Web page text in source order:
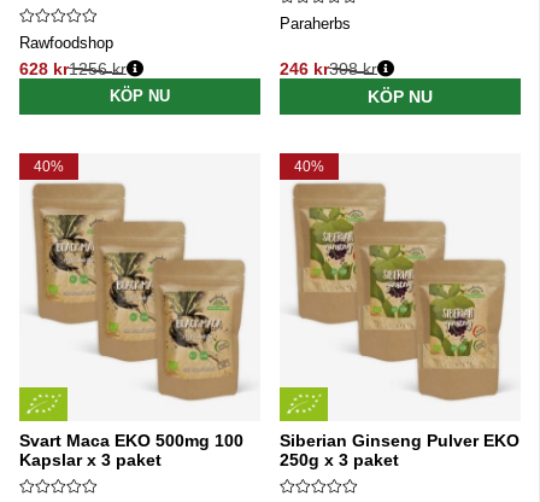
Rawfoodshop
628 kr
Ordinarie pris:
1256 kr
KÖP NU
Paraherbs
246 kr
Ordinarie pris:
308 kr
KÖP NU
40%
Svart Maca EKO 500mg 100
Kapslar x 3 paket
40%
Siberian Ginseng Pulver EKO
250g x 3 paket